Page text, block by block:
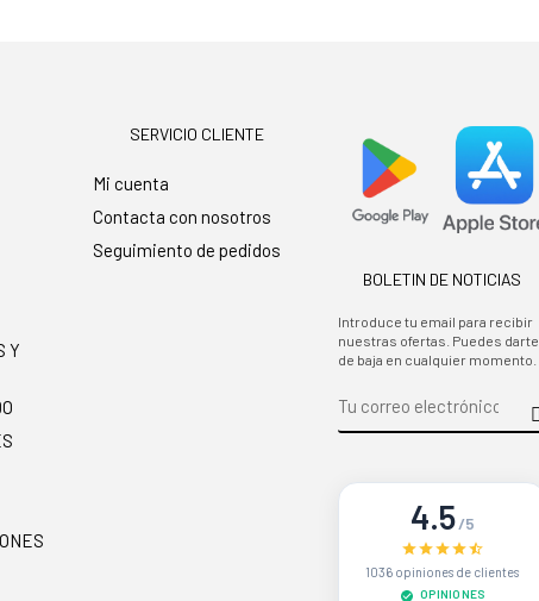
Y
SERVICIO CLIENTE
Mi cuenta
Contacta con nosotros
Seguimiento de pedidos
BOLETIN DE NOTICIAS
Introduce tu email para recibir
nuestras ofertas. Puedes darte
de baja en cualquier momento.
4.5/5
1036 opiniones de clientes
OPINIONES